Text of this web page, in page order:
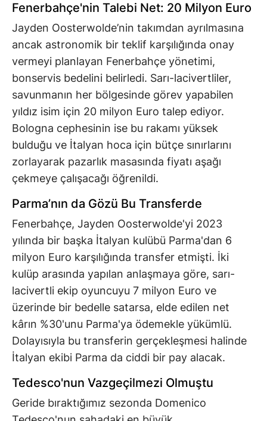
Fenerbahçe'nin Talebi Net: 20 Milyon Euro
Jayden Oosterwolde’nin takımdan ayrılmasına
ancak astronomik bir teklif karşılığında onay
vermeyi planlayan Fenerbahçe yönetimi,
bonservis bedelini belirledi. Sarı-lacivertliler,
savunmanın her bölgesinde görev yapabilen
yıldız isim için 20 milyon Euro talep ediyor.
Bologna cephesinin ise bu rakamı yüksek
bulduğu ve İtalyan hoca için bütçe sınırlarını
zorlayarak pazarlık masasında fiyatı aşağı
çekmeye çalışacağı öğrenildi.
Parma’nın da Gözü Bu Transferde
Fenerbahçe, Jayden Oosterwolde'yi 2023
yılında bir başka İtalyan kulübü Parma'dan 6
milyon Euro karşılığında transfer etmişti. İki
kulüp arasında yapılan anlaşmaya göre, sarı-
lacivertli ekip oyuncuyu 7 milyon Euro ve
üzerinde bir bedelle satarsa, elde edilen net
kârın %30'unu Parma'ya ödemekle yükümlü.
Dolayısıyla bu transferin gerçekleşmesi halinde
İtalyan ekibi Parma da ciddi bir pay alacak.
Tedesco'nun Vazgeçilmezi Olmuştu
Geride bıraktığımız sezonda Domenico